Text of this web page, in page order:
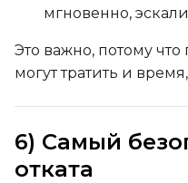
мгновенно,
Это важно, потому
могут тратить и
6) Самый
отката